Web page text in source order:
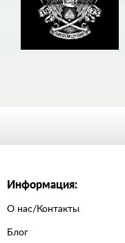
Информация:
О нас/Контакты
Блог